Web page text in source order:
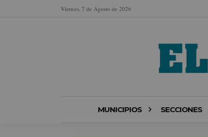
Viernes, 7 de Agosto de 2026
MUNICIPIOS SECCIONES